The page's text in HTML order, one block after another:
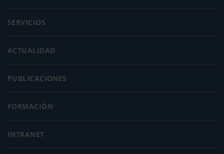
SERVICIOS
ACTUALIDAD
PUBLICACIONES
FORMACIÓN
INTRANET